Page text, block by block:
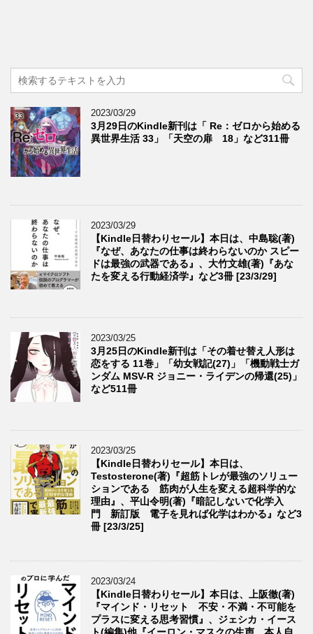
2023/03/29
3月29日のKindle新刊は「 Re：ゼロから始める
異世界生活 33」「天空の扉 18」など311冊
2023/03/29
【Kindle日替わりセール】本日は、中島聡(著)
『なぜ、あなたの仕事は終わらないのか スピー
ドは最強の武器である』、大竹文雄(著)『あな
たを変える行動経済学』など3冊 [23/3/29]
2023/03/25
3月25日のKindle新刊は「その着せ替え人形は
恋をする 11巻」「幼女戦記(27)」「機動戦士ガ
ンダム MSV-R ジョニー・ライデンの帰還(25)」
など511冊
2023/03/25
【Kindle日替わりセール】本日は、
Testosterone(著)『超筋トレが最強のソリュー
ションである 筋肉が人生を変える超科学的な
理由』、平山令明(著)『暗記しないで化学入
門 新訂版 電子を見れば化学はわかる』など3
冊 [23/3/25]
2023/03/24
【Kindle日替わりセール】本日は、上阪徹(著)
『マインド・リセット 不安・不満・不可能を
プラスに変える思考習慣』、ジェシカ・イース
ト(編集)他『イーロン・マスクの生声 本人自